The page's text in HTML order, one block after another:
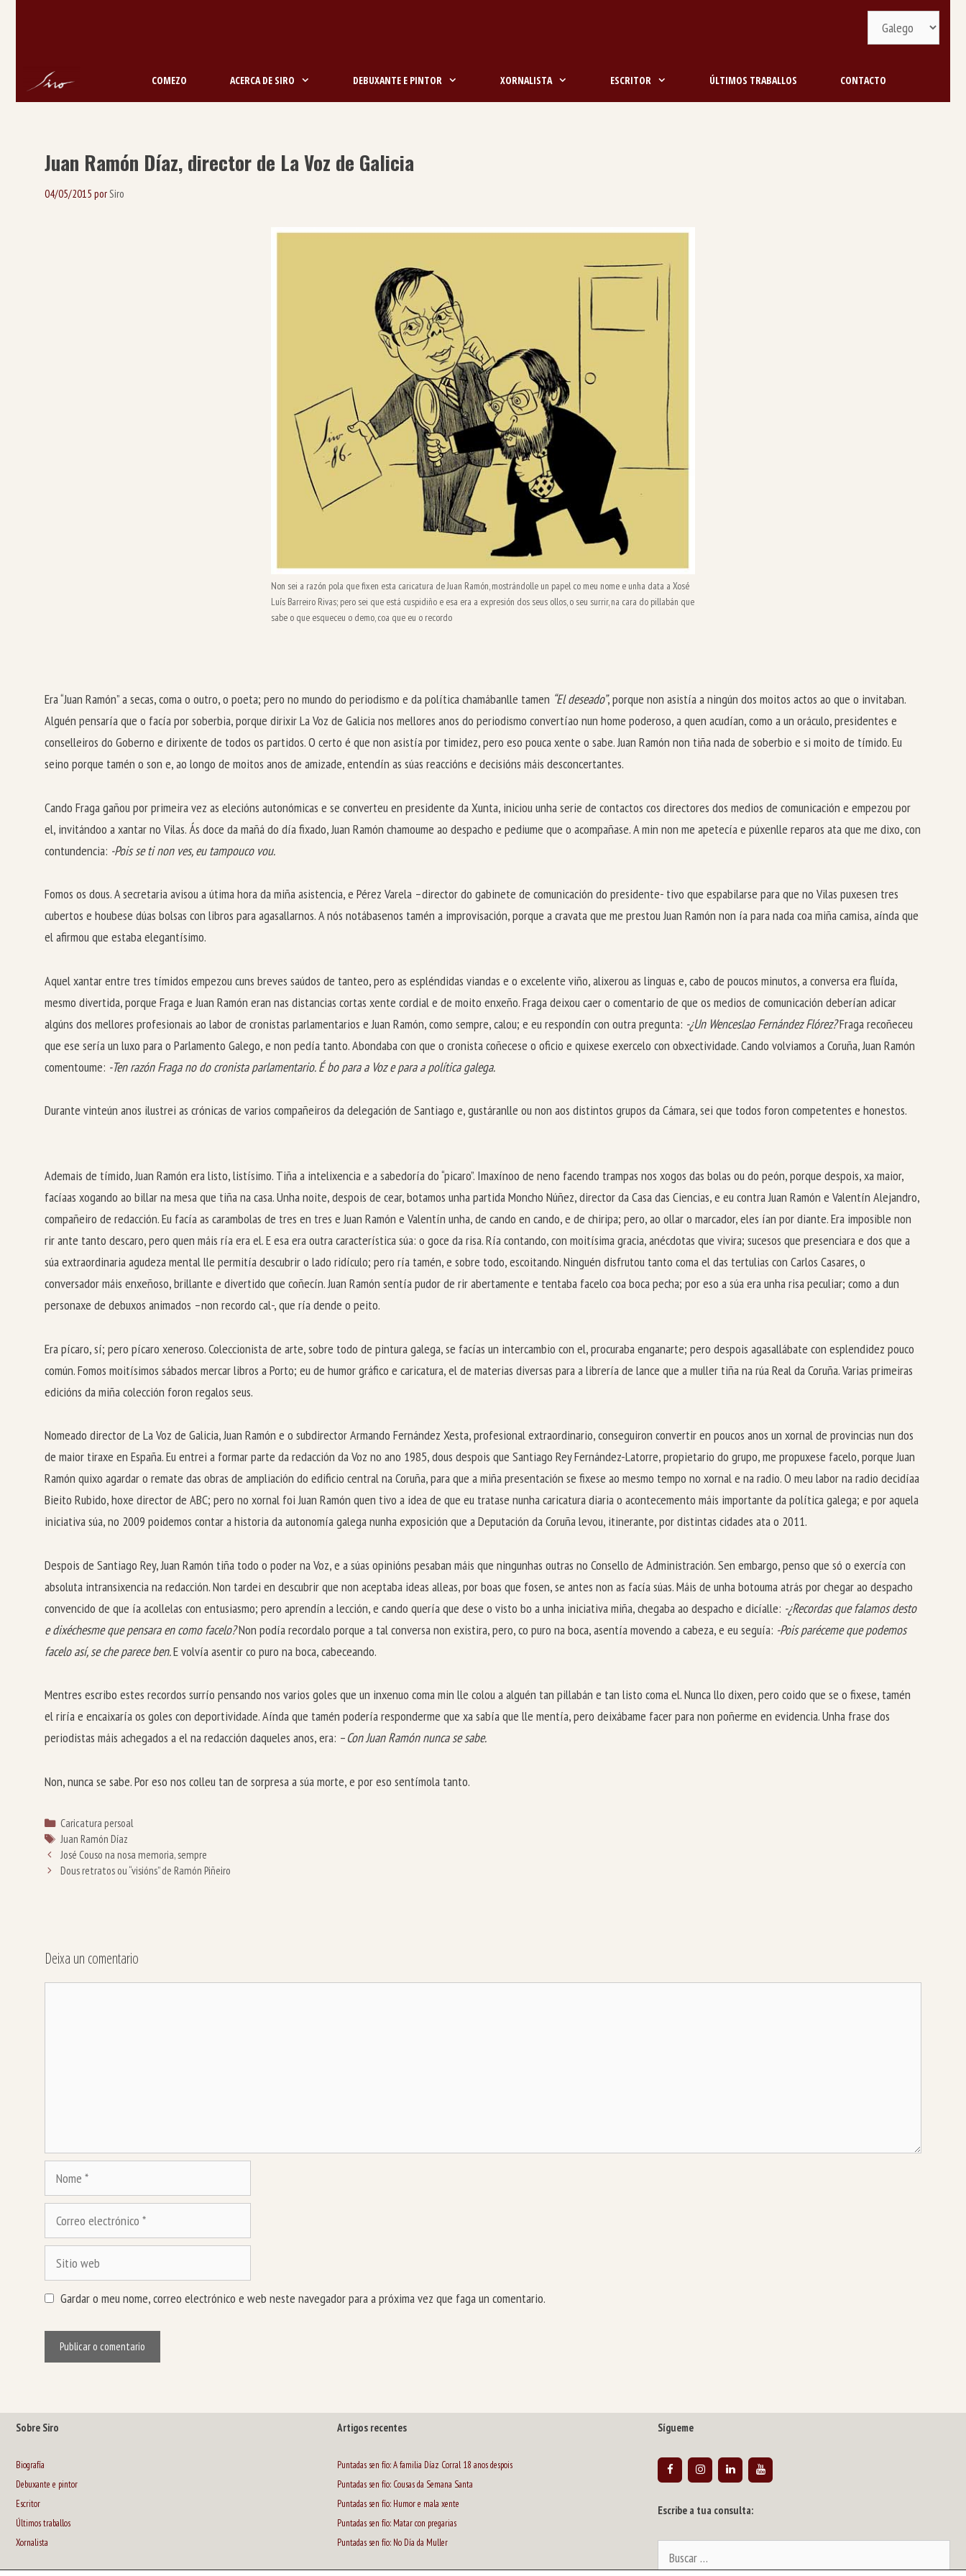
COMEZO ACERCA DE SIRO DEBUXANTE E PINTOR XORNALISTA ESCRITOR ÚLTIMOS TRABALLOS CONTACTO
Juan Ramón Díaz, director de La Voz de Galicia
04/05/2015 por Siro
Non sei a razón pola que fixen esta caricatura de Juan Ramón, mostrándolle un papel co meu nome e unha data a Xosé
Luís Barreiro Rivas; pero sei que está cuspidiño e esa era a expresión dos seus ollos, o seu surrir, na cara do pillabán que
sabe o que esqueceu o demo, coa que eu o recordo
Era “Juan Ramón” a secas, coma o outro, o poeta; pero no mundo do periodismo e da política chamábanlle tamen “El deseado”, porque non asistía a ningún dos moitos actos ao que o invitaban.
Alguén pensaría que o facía por soberbia, porque dirixir La Voz de Galicia nos mellores anos do periodismo convertíao nun home poderoso, a quen acudían, como a un oráculo, presidentes e
conselleiros do Goberno e dirixente de todos os partidos. O certo é que non asistía por timidez, pero eso pouca xente o sabe. Juan Ramón non tiña nada de soberbio e si moito de tímido. Eu
seino porque tamén o son e, ao longo de moitos anos de amizade, entendín as súas reaccións e decisións máis desconcertantes.
Cando Fraga gañou por primeira vez as elecións autonómicas e se converteu en presidente da Xunta, iniciou unha serie de contactos cos directores dos medios de comunicación e empezou por
el, invitándoo a xantar no Vilas. Ás doce da mañá do día fixado, Juan Ramón chamoume ao despacho e pediume que o acompañase. A min non me apetecía e púxenlle reparos ata que me dixo, con
contundencia: -Pois se ti non ves, eu tampouco vou.
Fomos os dous. A secretaria avisou a útima hora da miña asistencia, e Pérez Varela –director do gabinete de comunicación do presidente- tivo que espabilarse para que no Vilas puxesen tres
cubertos e houbese dúas bolsas con libros para agasallarnos. A nós notábasenos tamén a improvisación, porque a cravata que me prestou Juan Ramón non ía para nada coa miña camisa, aínda que
el afirmou que estaba elegantísimo.
Aquel xantar entre tres tímidos empezou cuns breves saúdos de tanteo, pero as espléndidas viandas e o excelente viño, alixerou as linguas e, cabo de poucos minutos, a conversa era fluída,
mesmo divertida, porque Fraga e Juan Ramón eran nas distancias cortas xente cordial e de moito enxeño. Fraga deixou caer o comentario de que os medios de comunicación deberían adicar
algúns dos mellores profesionais ao labor de cronistas parlamentarios e Juan Ramón, como sempre, calou; e eu respondín con outra pregunta: -¿Un Wenceslao Fernández Flórez?Fraga recoñeceu
que ese sería un luxo para o Parlamento Galego, e non pedía tanto. Abondaba con que o cronista coñecese o oficio e quixese exercelo con obxectividade. Cando volviamos a Coruña, Juan Ramón
comentoume: -Ten razón Fraga no do cronista parlamentario. É bo para a Voz e para a política galega.
Durante vinteún anos ilustrei as crónicas de varios compañeiros da delegación de Santiago e, gustáranlle ou non aos distintos grupos da Cámara, sei que todos foron competentes e honestos.
Ademais de tímido, Juan Ramón era listo, listísimo. Tiña a intelixencia e a sabedoría do “picaro”. Imaxínoo de neno facendo trampas nos xogos das bolas ou do peón, porque despois, xa maior,
facíaas xogando ao billar na mesa que tiña na casa. Unha noite, despois de cear, botamos unha partida Moncho Núñez, director da Casa das Ciencias, e eu contra Juan Ramón e Valentín Alejandro,
compañeiro de redacción. Eu facía as carambolas de tres en tres e Juan Ramón e Valentín unha, de cando en cando, e de chiripa; pero, ao ollar o marcador, eles ían por diante. Era imposible non
rir ante tanto descaro, pero quen máis ría era el. E esa era outra característica súa: o goce da risa. Ría contando, con moitísima gracia, anécdotas que vivira; sucesos que presenciara e dos que a
súa extraordinaria agudeza mental lle permitía descubrir o lado ridículo; pero ría tamén, e sobre todo, escoitando. Ninguén disfrutou tanto coma el das tertulias con Carlos Casares, o
conversador máis enxeñoso, brillante e divertido que coñecín. Juan Ramón sentía pudor de rir abertamente e tentaba facelo coa boca pecha; por eso a súa era unha risa peculiar; como a dun
personaxe de debuxos animados –non recordo cal-, que ría dende o peito.
Era pícaro, sí; pero pícaro xeneroso. Coleccionista de arte, sobre todo de pintura galega, se facías un intercambio con el, procuraba enganarte; pero despois agasallábate con esplendidez pouco
común. Fomos moitísimos sábados mercar libros a Porto; eu de humor gráfico e caricatura, el de materias diversas para a librería de lance que a muller tiña na rúa Real da Coruña. Varias primeiras
edicións da miña colección foron regalos seus.
Nomeado director de La Voz de Galicia, Juan Ramón e o subdirector Armando Fernández Xesta, profesional extraordinario, conseguiron convertir en poucos anos un xornal de provincias nun dos
de maior tiraxe en España. Eu entrei a formar parte da redacción da Voz no ano 1985, dous despois que Santiago Rey Fernández-Latorre, propietario do grupo, me propuxese facelo, porque Juan
Ramón quixo agardar o remate das obras de ampliación do edificio central na Coruña, para que a miña presentación se fixese ao mesmo tempo no xornal e na radio. O meu labor na radio decidíaa
Bieito Rubido, hoxe director de ABC; pero no xornal foi Juan Ramón quen tivo a idea de que eu tratase nunha caricatura diaria o acontecemento máis importante da política galega; e por aquela
iniciativa súa, no 2009 poidemos contar a historia da autonomía galega nunha exposición que a Deputación da Coruña levou, itinerante, por distintas cidades ata o 2011.
Despois de Santiago Rey, Juan Ramón tiña todo o poder na Voz, e a súas opinións pesaban máis que ningunhas outras no Consello de Administración. Sen embargo, penso que só o exercía con
absoluta intransixencia na redacción. Non tardei en descubrir que non aceptaba ideas alleas, por boas que fosen, se antes non as facía súas. Máis de unha botouma atrás por chegar ao despacho
convencido de que ía acollelas con entusiasmo; pero aprendín a lección, e cando quería que dese o visto bo a unha iniciativa miña, chegaba ao despacho e dicíalle: -¿Recordas que falamos desto
e dixéchesme que pensara en como facelo?Non podía recordalo porque a tal conversa non existira, pero, co puro na boca, asentía movendo a cabeza, e eu seguía: -Pois paréceme que podemos
facelo así, se che parece ben.E volvía asentir co puro na boca, cabeceando.
Mentres escribo estes recordos surrío pensando nos varios goles que un inxenuo coma min lle colou a alguén tan pillabán e tan listo coma el. Nunca llo dixen, pero coido que se o fixese, tamén
el riría e encaixaría os goles con deportividade. Aínda que tamén podería responderme que xa sabía que lle mentía, pero deixábame facer para non poñerme en evidencia. Unha frase dos
periodistas máis achegados a el na redacción daqueles anos, era: –Con Juan Ramón nunca se sabe.
Non, nunca se sabe. Por eso nos colleu tan de sorpresa a súa morte, e por eso sentímola tanto.
Categorías
Caricatura persoal
Etiquetas
Juan Ramón Díaz
José Couso na nosa memoria, sempre
Dous retratos ou “visións” de Ramón Piñeiro
Deixa un comentario
electrónico
web
Gardar o meu nome, correo electrónico e web neste navegador para a próxima vez que faga un comentario.
Sobre Siro
Biografía
Debuxante e pintor
Escritor
Últimos traballos
Xornalista
Artigos recentes
Puntadas sen fío: A familia Díaz Corral 18 anos despois
Puntadas sen fío: Cousas da Semana Santa
Puntadas sen fío: Humor e mala xente
Puntadas sen fío: Matar con pregarias
Puntadas sen fío: No Día da Muller
Sígueme
Escribe a tua consulta: